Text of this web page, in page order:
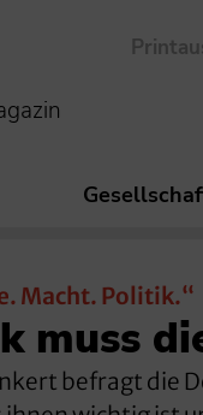
Macht. Politik.“
muss
befragt die